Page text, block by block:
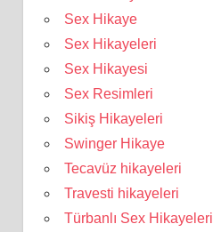
Sex Hikaye
Sex Hikayeleri
Sex Hikayesi
Sex Resimleri
Sikiş Hikayeleri
Swinger Hikaye
Tecavüz hikayeleri
Travesti hikayeleri
Türbanlı Sex Hikayeleri